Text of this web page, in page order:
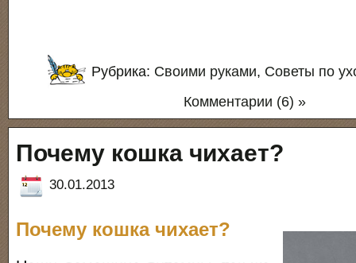
Рубрика: Своими руками, Советы по
Комментарии (6) »
Почему кошка чихает?
30.01.2013
Почему кошка чихает?